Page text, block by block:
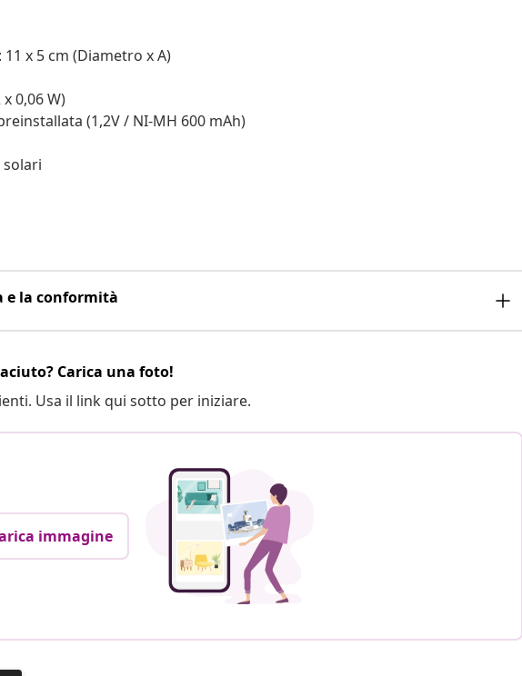
x 5 cm (Diametro x A)
0,06 W)
(1,2V / NI-MH 600 mAh)
solari
e la conformità
Carica una foto!
Usa il link qui sotto per iniziare.
immagine